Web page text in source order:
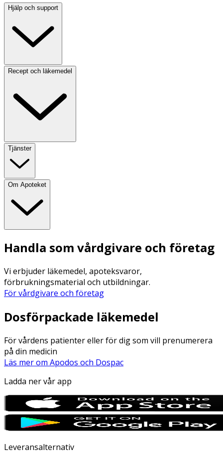
Hjälp och support
Recept och läkemedel
Tjänster
Om Apoteket
Handla som vårdgivare och företag
Vi erbjuder läkemedel, apoteksvaror,
förbrukningsmaterial och utbildningar.
För vårdgivare och företag
Dosförpackade läkemedel
För vårdens patienter eller för dig som vill prenumerera
på din medicin
Läs mer om Apodos och Dospac
Ladda ner vår app
Leveransalternativ